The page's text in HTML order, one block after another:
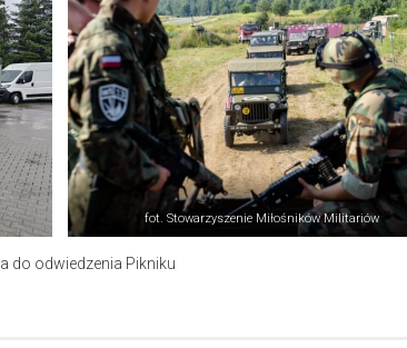
fot. Stowarzyszenie Miłośników Militariów
do odwiedzenia Pikniku